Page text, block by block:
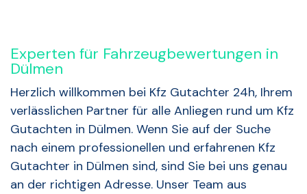
Experten für Fahrzeugbewertungen in
Dülmen
Herzlich willkommen bei Kfz Gutachter 24h, Ihrem
verlässlichen Partner für alle Anliegen rund um Kfz
Gutachten in Dülmen. Wenn Sie auf der Suche
nach einem professionellen und erfahrenen Kfz
Gutachter in Dülmen sind, sind Sie bei uns genau
an der richtigen Adresse. Unser Team aus